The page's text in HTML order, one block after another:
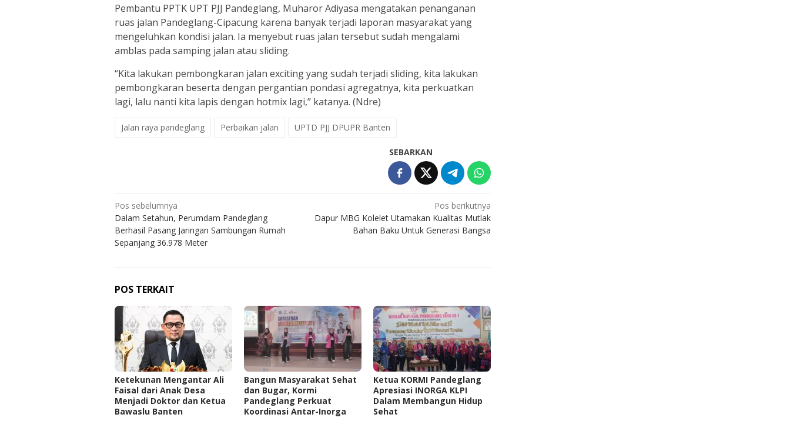
Pembantu PPTK UPT PJJ Pandeglang, Muharor Adiyasa mengatakan penanganan
ruas jalan Pandeglang-Cipacung karena banyak terjadi laporan masyarakat yang
mengeluhkan kondisi jalan. Ia menyebut ruas jalan tersebut sudah mengalami
amblas pada samping jalan atau sliding.
“Kita lakukan pembongkaran jalan exciting yang sudah terjadi sliding, kita lakukan
pembongkaran beserta dengan pergantian pondasi agregatnya, kita perkuatkan
lagi, lalu nanti kita lapis dengan hotmix lagi,” katanya. (Ndre)
Jalan raya pandeglang Perbaikan jalan UPTD PJJ DPUPR Banten
SEBARKAN
Navigasi
pos
Pos sebelumnya
Dalam Setahun, Perumdam Pandeglang
Berhasil Pasang Jaringan Sambungan Rumah
Sepanjang 36.978 Meter
Pos berikutnya
Dapur MBG Kolelet Utamakan Kualitas Mutlak
Bahan Baku Untuk Generasi Bangsa
POS TERKAIT
Ketekunan Mengantar Ali
Faisal dari Anak Desa
Menjadi Doktor dan Ketua
Bawaslu Banten
Bangun Masyarakat Sehat
dan Bugar, Kormi
Pandeglang Perkuat
Koordinasi Antar-Inorga
Ketua KORMI Pandeglang
Apresiasi INORGA KLPI
Dalam Membangun Hidup
Sehat